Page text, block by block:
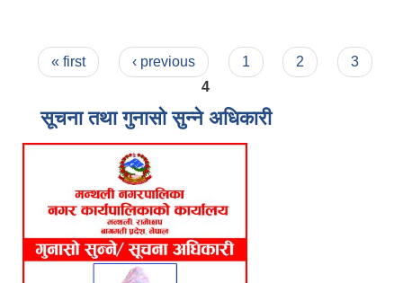
Pages
« first ‹ previous 1 2
3
4
सूचना तथा गुनासो सुन्ने अधिकारी